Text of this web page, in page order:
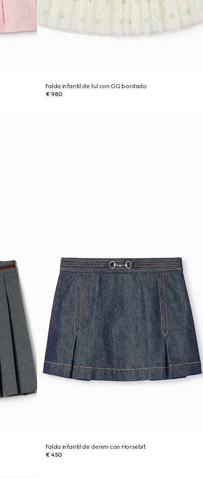
Falda infantil de tul con GG bordado
€ 980
Falda infantil de denim con Horsebit
€ 450